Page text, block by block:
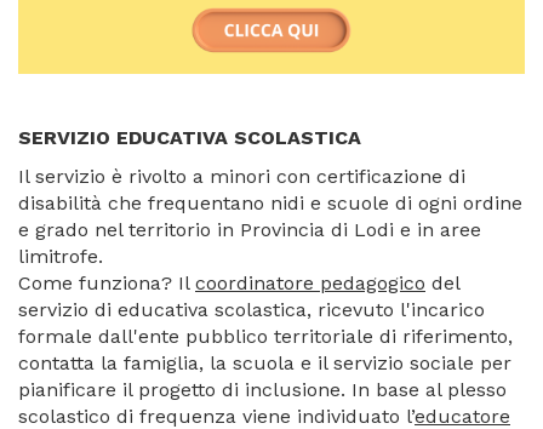
SERVIZIO EDUCATIVA SCOLASTICA
Il servizio è rivolto a minori con certificazione di
disabilità che frequentano nidi e scuole di ogni ordine
e grado nel territorio in Provincia di Lodi e in aree
limitrofe.
Come funziona? Il coordinatore pedagogico del
servizio di educativa scolastica, ricevuto l'incarico
formale dall'ente pubblico territoriale di riferimento,
contatta la famiglia, la scuola e il servizio sociale per
pianificare il progetto di inclusione. In base al plesso
scolastico di frequenza viene individuato l’educatore